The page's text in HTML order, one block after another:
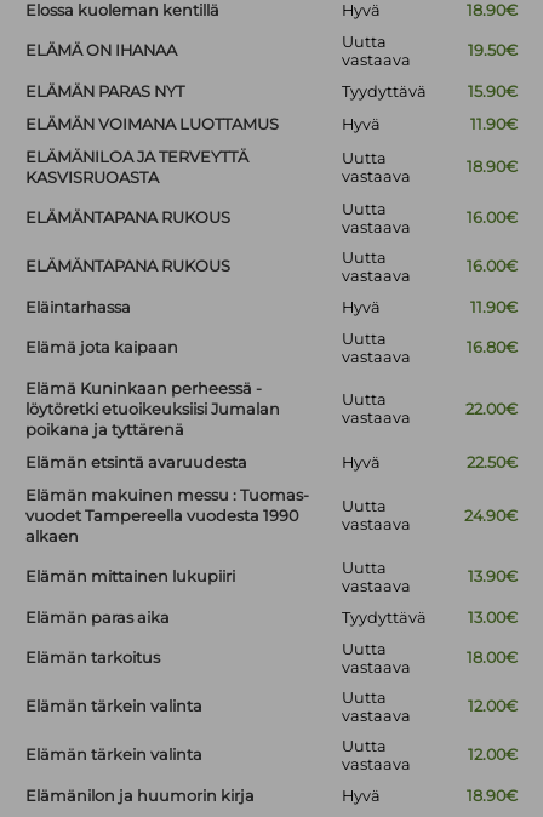
Elossa kuoleman kentillä
Hyvä 18.90€
ELÄMÄ ON IHANAA
Uutta
vastaava
19.50€
ELÄMÄN PARAS NYT Tyydyttävä
15.90€
ELÄMÄN VOIMANA LUOTTAMUS
Hyvä
11.90€
ELÄMÄNILOA JA TERVEYTTÄ
KASVISRUOASTA
Uutta
vastaava
18.90€
ELÄMÄNTAPANA RUKOUS
Uutta
vastaava
16.00€
ELÄMÄNTAPANA RUKOUS
Uutta
vastaava
16.00€
Eläintarhassa Hyvä 11.90€
Elämä jota kaipaan
Uutta
vastaava
16.80€
Elämä Kuninkaan perheessä -
löytöretki etuoikeuksiisi Jumalan
poikana ja tyttärenä
Uutta
vastaava
22.00€
Elämän etsintä avaruudesta Hyvä
22.50€
Elämän makuinen messu : Tuomas-
vuodet Tampereella vuodesta 1990
alkaen
Uutta
vastaava
24.90€
Elämän mittainen lukupiiri
Uutta
vastaava
13.90€
Elämän paras aika Tyydyttävä 13.00€
Elämän tarkoitus
Uutta
vastaava
18.00€
Elämän tärkein valinta
Uutta
vastaava
12.00€
Elämän tärkein valinta
Uutta
vastaava
12.00€
Elämänilon ja huumorin kirja Hyvä 18.90€